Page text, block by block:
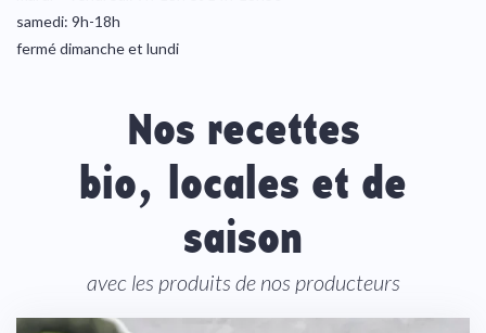
samedi: 9h-18h
fermé dimanche et lundi
Nos recettes
bio, locales et de
saison
avec les produits de nos producteurs